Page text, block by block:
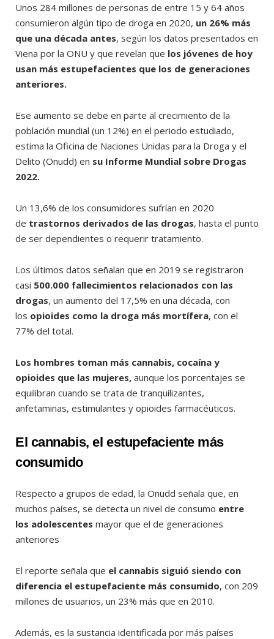
Unos 284 millones de personas de entre 15 y 64 años
consumieron algún tipo de droga en 2020, un 26% más
que una década antes, según los datos presentados en
Viena por la ONU y que revelan que los jóvenes de hoy
usan más estupefacientes que los de generaciones
anteriores.
Ese aumento se debe en parte al crecimiento de la
población mundial (un 12%) en el periodo estudiado,
estima la Oficina de Naciones Unidas para la Droga y el
Delito (Onudd) en su Informe Mundial sobre Drogas
2022.
Un 13,6% de los consumidores sufrían en 2020
de trastornos derivados de las drogas, hasta el punto
de ser dependientes o requerir tratamiento.
Los últimos datos señalan que en 2019 se registraron
casi 500.000 fallecimientos relacionados con las
drogas, un aumento del 17,5% en una década, con
los opioides como la droga más mortífera, con el
77% del total.
Los hombres toman más cannabis, cocaína y
opioides que las mujeres, aunque los porcentajes se
equilibran cuando se trata de tranquilizantes,
anfetaminas, estimulantes y opioides farmacéuticos.
El cannabis, el estupefaciente más
consumido
Respecto a grupos de edad, la Onudd señala que, en
muchos países, se detecta un nivel de consumo entre
los adolescentes mayor que el de generaciones
anteriores
El reporte señala que el cannabis siguió siendo con
diferencia el estupefaciente más consumido, con 209
millones de usuarios, un 23% más que en 2010.
Además, es la sustancia identificada por más países